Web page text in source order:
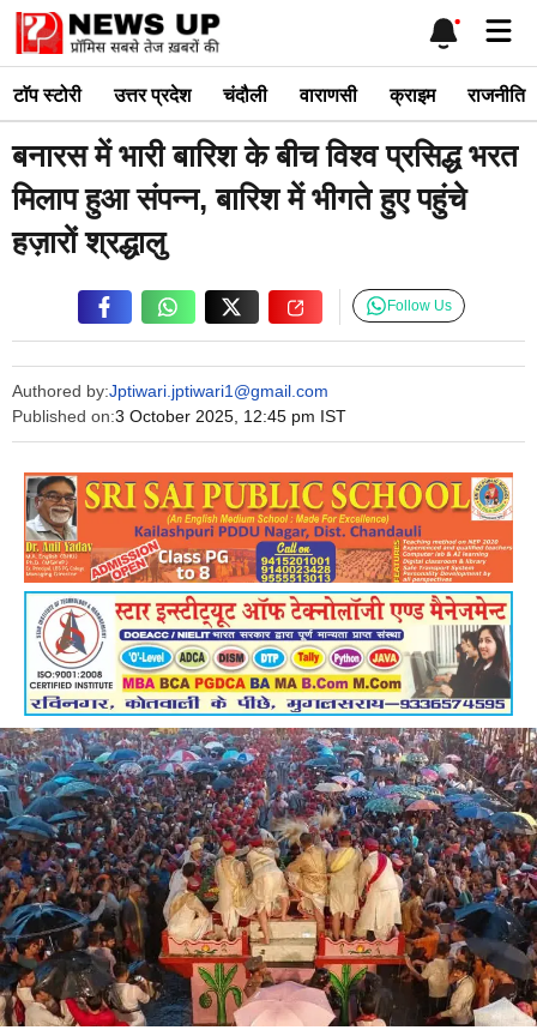
Skip
content
टाॅप स्टोरी उत्तर प्रदेश चंदौली वाराणसी क्राइम राजनीति
बनारस में भारी बारिश के बीच विश्व प्रसिद्ध भरत
मिलाप हुआ संपन्न, बारिश में भीगते हुए पहुंचे
हज़ारों श्रद्धालु
Authored by:Jptiwari.jptiwari1@gmail.com
Published on:3 October 2025, 12:45 pm IST
Follow Us